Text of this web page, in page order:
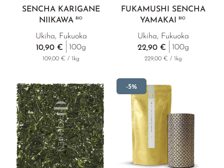
SENCHA KARIGANE
NIIKAWABIO
Ukiha, Fukuoka
10,90 €
100g
109,00 € / 1kg
FUKAMUSHI SENCHA
YAMAKAIBIO
Ukiha, Fukuoka
22,90 €
100g
229,00 € / 1kg
-5%